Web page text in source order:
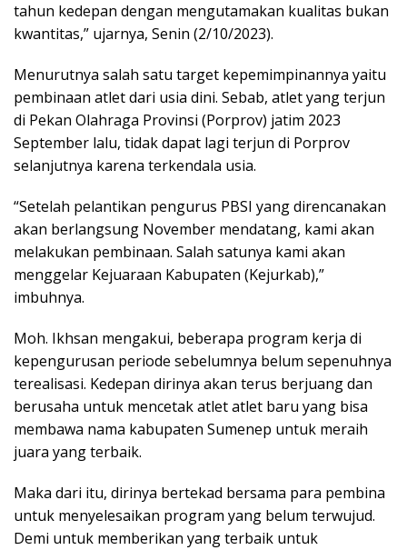
tahun kedepan dengan mengutamakan kualitas bukan
kwantitas,” ujarnya, Senin (2/10/2023).
Menurutnya salah satu target kepemimpinannya yaitu
pembinaan atlet dari usia dini. Sebab, atlet yang terjun
di Pekan Olahraga Provinsi (Porprov) jatim 2023
September lalu, tidak dapat lagi terjun di Porprov
selanjutnya karena terkendala usia.
“Setelah pelantikan pengurus PBSI yang direncanakan
akan berlangsung November mendatang, kami akan
melakukan pembinaan. Salah satunya kami akan
menggelar Kejuaraan Kabupaten (Kejurkab),”
imbuhnya.
Moh. Ikhsan mengakui, beberapa program kerja di
kepengurusan periode sebelumnya belum sepenuhnya
terealisasi. Kedepan dirinya akan terus berjuang dan
berusaha untuk mencetak atlet atlet baru yang bisa
membawa nama kabupaten Sumenep untuk meraih
juara yang terbaik.
Maka dari itu, dirinya bertekad bersama para pembina
untuk menyelesaikan program yang belum terwujud.
Demi untuk memberikan yang terbaik untuk